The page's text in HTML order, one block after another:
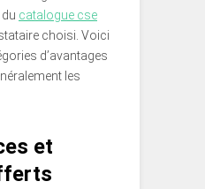
du catalogue cse
choisi. Voici
d’avantages
les
et